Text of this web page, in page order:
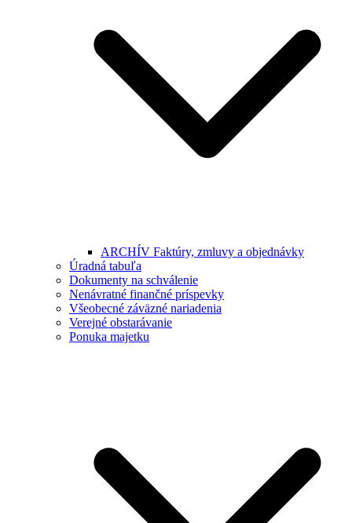
ARCHÍV Faktúry, zmluvy a objednávky
Úradná tabuľa
Dokumenty na schválenie
Nenávratné finančné príspevky
Všeobecné záväzné nariadenia
Verejné obstarávanie
Ponuka majetku